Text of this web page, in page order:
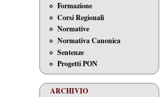
Formazione
Corsi Regionali
Normative
Normativa Canonica
Sentenze
Progetti PON
ARCHIVIO